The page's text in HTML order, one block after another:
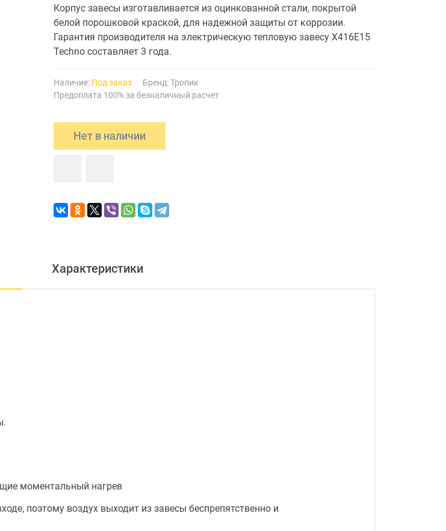
Корпус завесы изготавливается из оцинкованной стали, покрытой
белой порошковой краской, для надежной защиты от коррозии.
Гарантия производителя на электрическую тепловую завесу X416E15
Techno составляет 3 года.
Наличие: Под заказ Бренд:Тропик
Предоплата 100% за безналичный расчет
Нет в наличии
Характеристики
моментальный нагрев
поэтому воздух выходит из завесы беспрепятственно и